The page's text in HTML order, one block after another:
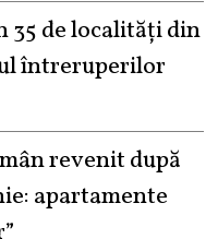
35 de localități din
întreruperilor
revenit după
apartamente